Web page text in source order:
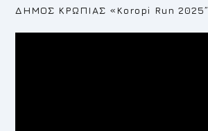
ΔΗΜΟΣ ΚΡΩΠΙΑΣ «Koropi Run 2025”